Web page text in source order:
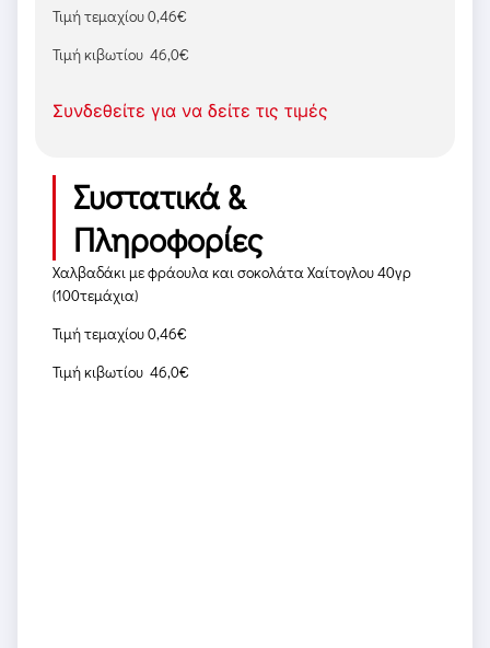
Τιμή τεμαχίου 0,46€
Τιμή κιβωτίου 46,0€
Συνδεθείτε για να δείτε τις τιμές
Συστατικά &
Πληροφορίες
Χαλβαδάκι με φράουλα και σοκολάτα Χαίτογλου 40γρ
(100τεμάχια)
Τιμή τεμαχίου 0,46€
Τιμή κιβωτίου 46,0€